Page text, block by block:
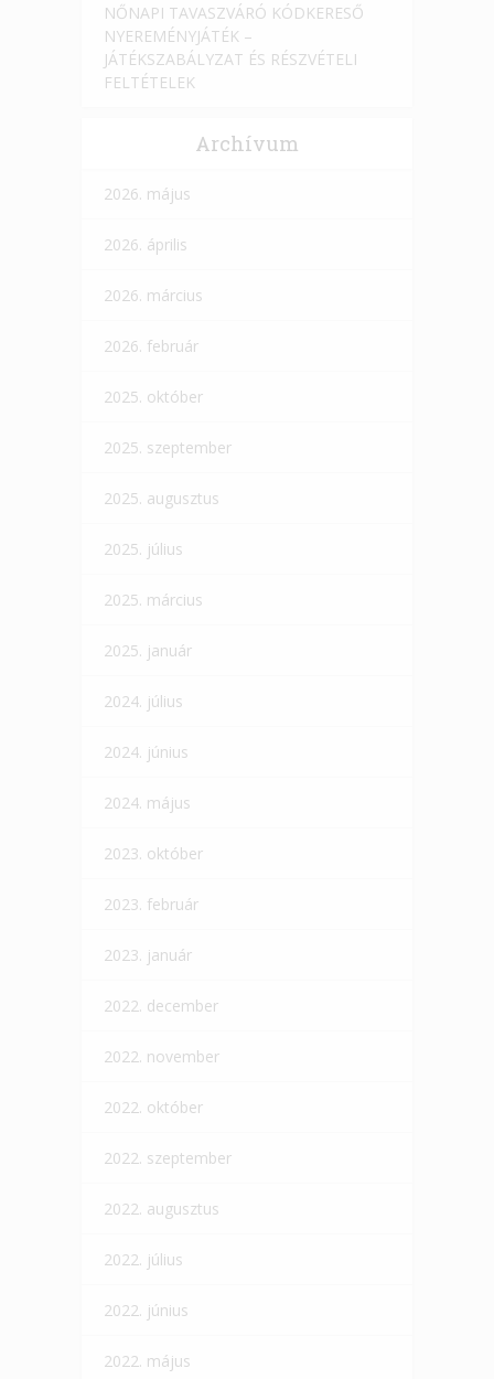
NŐNAPI TAVASZVÁRÓ KÓDKERESŐ
NYEREMÉNYJÁTÉK –
JÁTÉKSZABÁLYZAT ÉS RÉSZVÉTELI
FELTÉTELEK
Archívum
2026. május
2026. április
2026. március
2026. február
2025. október
2025. szeptember
2025. augusztus
2025. július
2025. március
2025. január
2024. július
2024. június
2024. május
2023. október
2023. február
2023. január
2022. december
2022. november
2022. október
2022. szeptember
2022. augusztus
2022. július
2022. június
2022. május